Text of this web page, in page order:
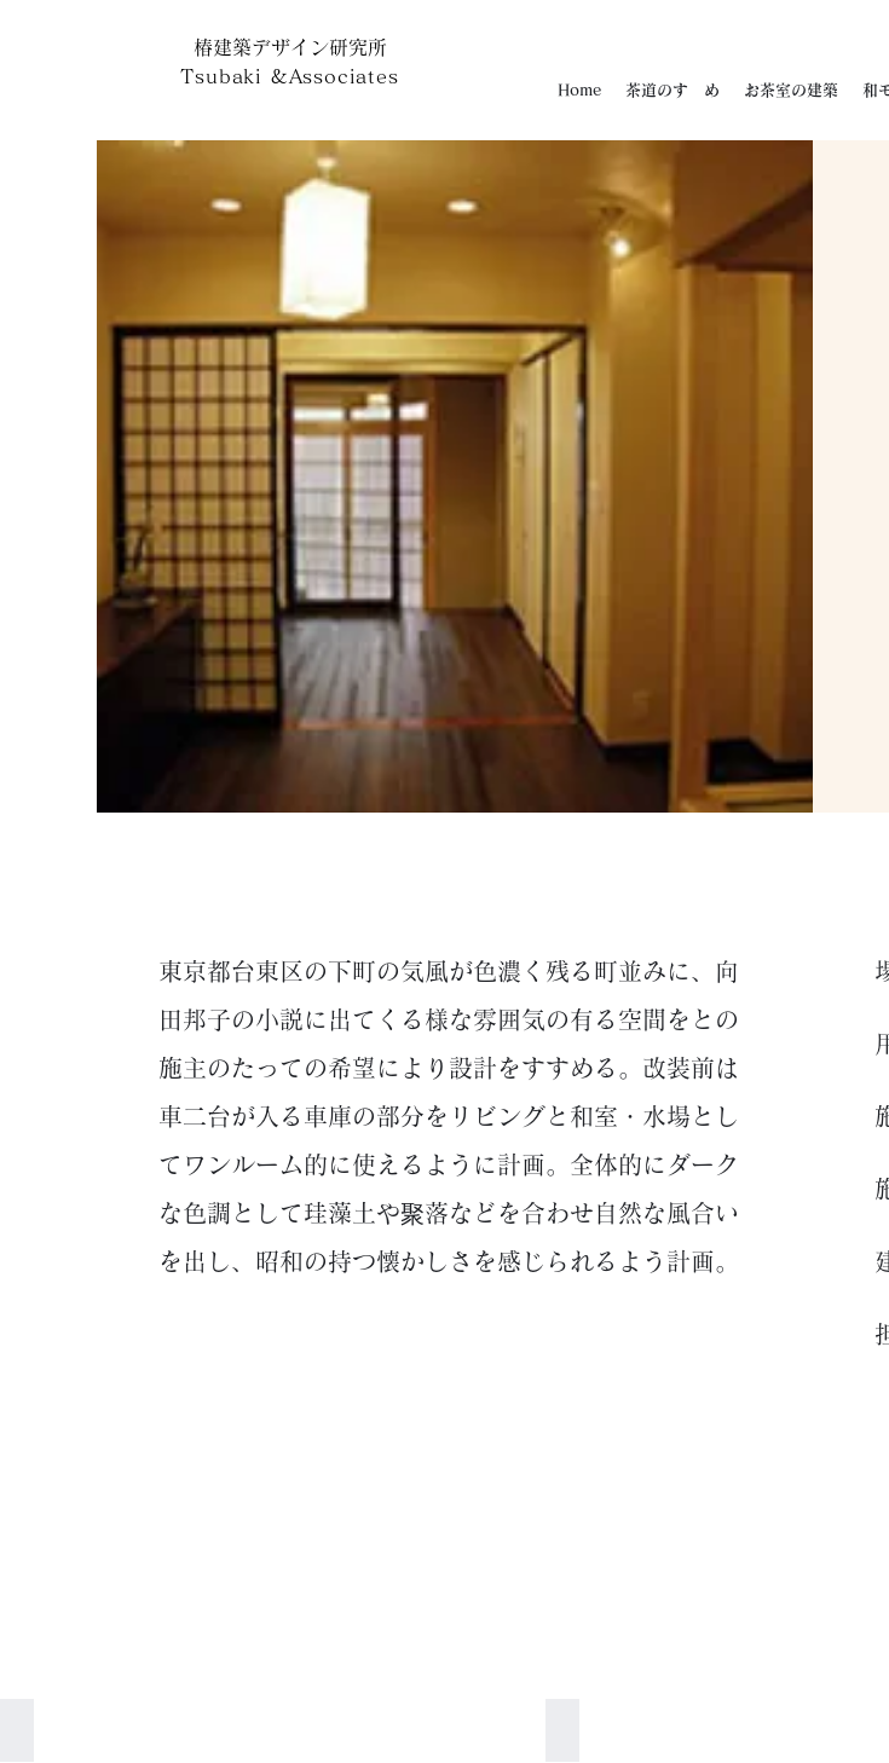
椿建築デザイン研究所
Tsubaki &Associates
Home 茶道のすゝめ お茶室の建築 和
東京都台東区の下町の気風が色濃く残る町並みに、向
田邦子の小説に出てくる様な雰囲気の有る空間をとの
施主のたっての希望により設計をすすめる。改装前は
車二台が入る車庫の部分をリビングと和室・水場とし
てワンルーム的に使えるように計画。全体的にダーク
な色調として珪藻土や聚落などを合わせ自然な風合い
を出し、昭和の持つ懐かしさを感じられるよう計画。